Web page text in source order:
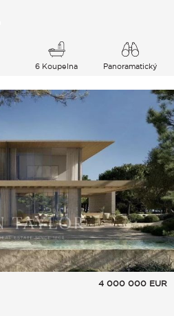
6 Koupelna Panoramatický
4 000 000 EUR